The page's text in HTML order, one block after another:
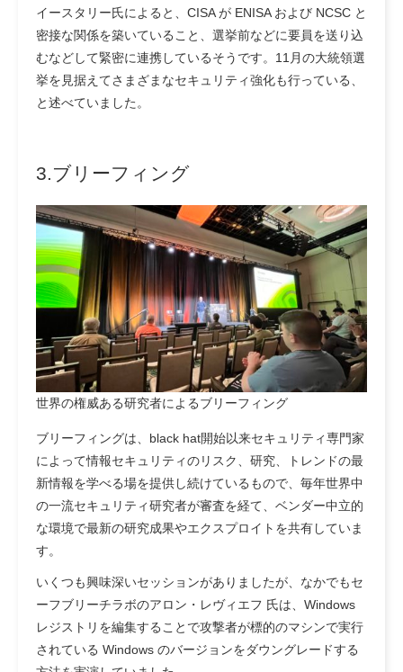
イースタリー氏によると、CISA が ENISA および NCSC と
密接な関係を築いていること、選挙前などに要員を送り込
むなどして緊密に連携しているそうです。11月の大統領選
挙を見据えてさまざまなセキュリティ強化も行っている、
と述べていました。
3.ブリーフィング
世界の権威ある研究者によるブリーフィング
ブリーフィングは、black hat開始以来セキュリティ専門家
によって情報セキュリティのリスク、研究、トレンドの最
新情報を学べる場を提供し続けているもので、毎年世界中
の一流セキュリティ研究者が審査を経て、ベンダー中立的
な環境で最新の研究成果やエクスプロイトを共有していま
す。
いくつも興味深いセッションがありましたが、なかでもセ
ーフブリーチラボのアロン・レヴィエフ 氏は、Windows
レジストリを編集することで攻撃者が標的のマシンで実行
されている Windows のバージョンをダウングレードする